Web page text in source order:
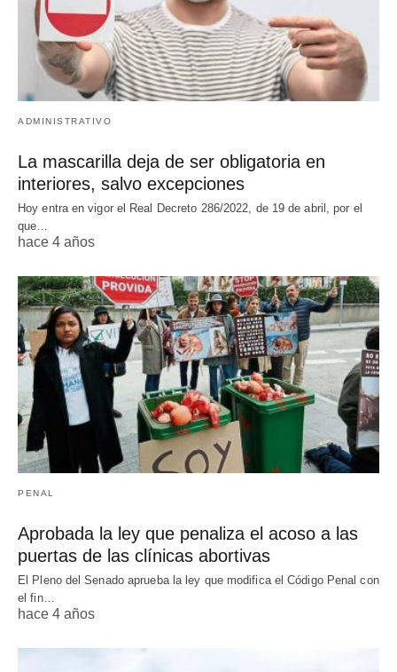
ADMINISTRATIVO
La mascarilla deja de ser obligatoria en
interiores, salvo excepciones
Hoy entra en vigor el Real Decreto 286/2022, de 19 de abril, por el
que…
hace 4 años
PENAL
Aprobada la ley que penaliza el acoso a las
puertas de las clínicas abortivas
El Pleno del Senado aprueba la ley que modifica el Código Penal con
el fin…
hace 4 años